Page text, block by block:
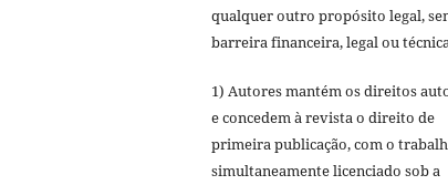
qualquer outro propósito legal,
barreira financeira, legal ou
1) Autores mantém os direitos
e concedem à revista o direito de
primeira publicação, com o
simultaneamente licenciado sob a